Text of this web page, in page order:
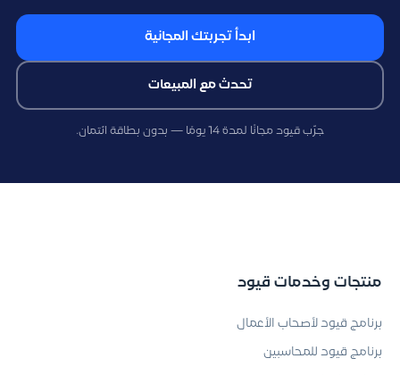
ابدأ تجربتك المجانية
تحدث مع المبيعات
جرّب قيود مجانًا لمدة 14 يومًا — بدون بطاقة ائتمان.
منتجات وخدمات قيود
برنامج قيود لأصحاب الأعمال
برنامج قيود للمحاسبين